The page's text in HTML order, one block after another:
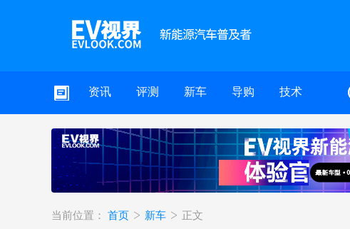
资讯 评测 新车 导购 技术
当前位置： 首页 新车 正文